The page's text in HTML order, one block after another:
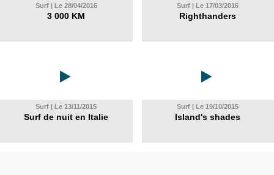
Surf | Le 28/04/2016
3 000 KM
Surf | Le 17/03/2016
Righthanders
Surf | Le 13/11/2015
Surf de nuit en Italie
Surf | Le 19/10/2015
Island's shades